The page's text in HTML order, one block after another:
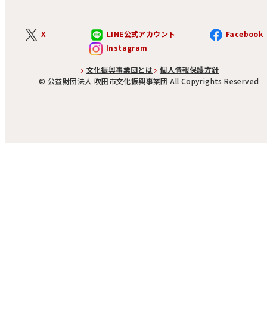
X LINE公式アカウント
Facebook
Instagram
©︎ 公益財団法人 吹田市文化振興事業団 All Copyrights Reserved
文化振興事業団とは 個人情報保護方針